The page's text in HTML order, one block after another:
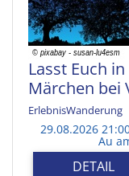
Lasst Euch
Märchen bei
ErlebnisWanderung
29.08.2026
Au
DETAIL